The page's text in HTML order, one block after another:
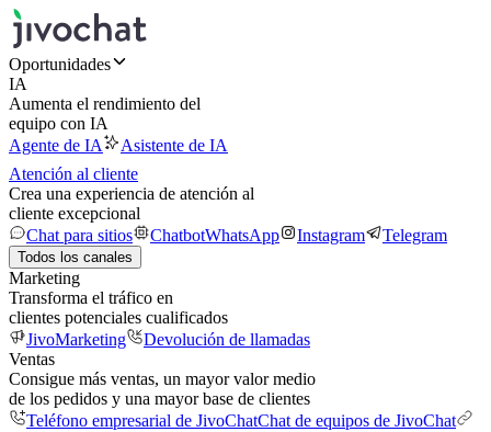
Oportunidades
IA
Aumenta el rendimiento del
equipo con IA
Agente de IA
Asistente de IA
Atención al cliente
Crea una experiencia de atención al
cliente excepcional
Chat para sitios
ChatbotWhatsApp Instagram Telegram
Todos los canales
Marketing
Transforma el tráfico en
clientes potenciales cualificados
JivoMarketing
Devolución de llamadas
Ventas
Consigue más ventas, un mayor valor medio
de los pedidos y una mayor base de clientes
Teléfono empresarial de JivoChatChat de equipos de JivoChat